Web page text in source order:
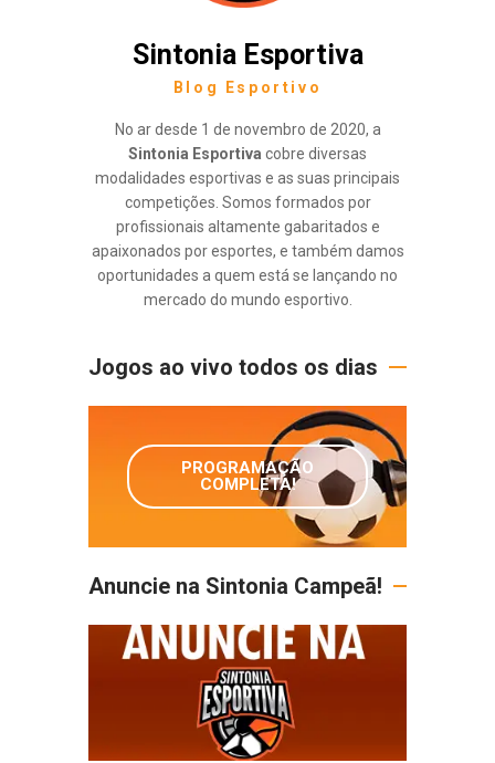
Sintonia Esportiva
Blog Esportivo
No ar desde 1 de novembro de 2020, a
Sintonia Esportiva cobre diversas
modalidades esportivas e as suas principais
competições. Somos formados por
profissionais altamente gabaritados e
apaixonados por esportes, e também damos
oportunidades a quem está se lançando no
mercado do mundo esportivo.
Jogos ao vivo todos os dias
PROGRAMAÇÃO
COMPLETA!
Anuncie na Sintonia Campeã!